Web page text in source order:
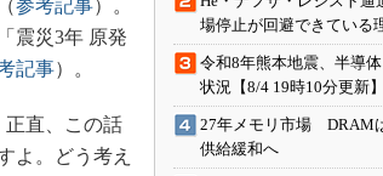
参考記事）。
震災3年 原発
記事）。
直、この話
よ。どう考え
場停止が回避できている
令和8年熊本地震、半導
状況【8/4 19時10分更新】
27年メモリ市場 DRAM
供給緩和へ